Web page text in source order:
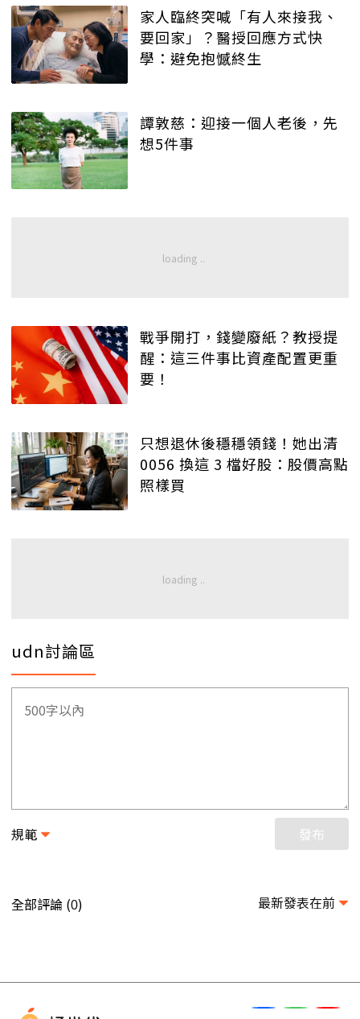
家人臨終突喊「有人來接我、
要回家」？醫授回應方式快
學：避免抱憾終生
譚敦慈：迎接一個人老後，先
想5件事
戰爭開打，錢變廢紙？教授提
醒：這三件事比資產配置更重
要！
只想退休後穩穩領錢！她出清
0056 換這 3 檔好股：股價高點
照樣買
udn討論區
規範 發布
全部評論 (0) 最新發表在前